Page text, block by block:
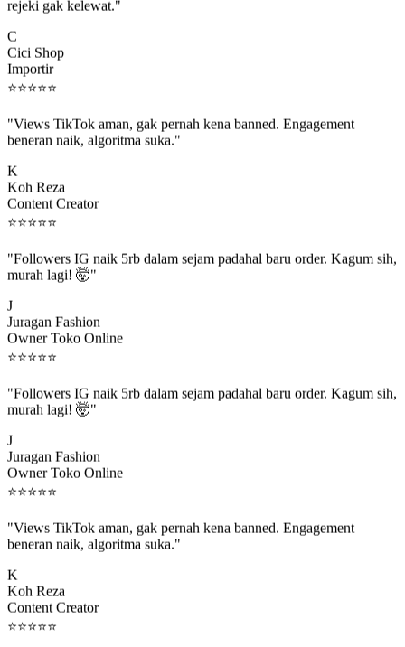
Cici Shop
Importir
⭐⭐⭐⭐⭐
beneran naik, algoritma suka."
Koh Reza
Content Creator
⭐⭐⭐⭐⭐
murah lagi! 🤯"
Juragan Fashion
Owner Toko Online
⭐⭐⭐⭐⭐
murah lagi! 🤯"
Juragan Fashion
Owner Toko Online
⭐⭐⭐⭐⭐
beneran naik, algoritma suka."
Koh Reza
Content Creator
⭐⭐⭐⭐⭐